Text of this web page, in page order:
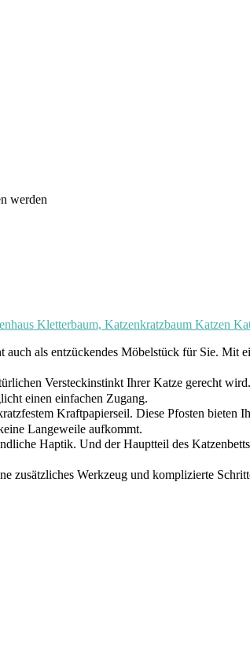
werden
Kletterbaum, Katzenkratzbaum Katzen
als entzückendes Möbelstück für Sie. Mit
Versteckinstinkt Ihrer Katze gerecht
einen einfachen Zugang.
Kraftpapierseil. Diese Pfosten bieten
Langeweile aufkommt.
Haptik. Und der Hauptteil des
zusätzliches Werkzeug und komplizierte